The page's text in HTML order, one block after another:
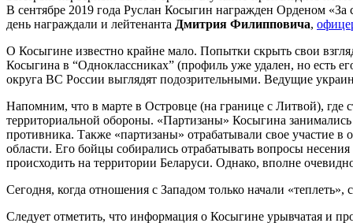
В сентябре 2019 года Руслан Косыгин награжден Орденом
день награждали и лейтенанта Дмитрия Филипповича,
О Косыгине известно крайне мало. Попытки скрыть свои
Косыгина в “Одноклассниках” (профиль уже удален, но есть
округа ВС России выглядят подозрительными. Ведущие
Напомним, что в марте в Островце (на границе с Литвой), где
территориальной обороны. «Партизаны» Косыгина
противника. Также «партизаны» отрабатывали свое участие
области. Его бойцы собирались отрабатывать вопросы
происходить на территории Беларуси. Однако, вполне
Сегодня, когда отношения с Западом только начали
Следует отметить, что информация о Косыгине урывчатая и